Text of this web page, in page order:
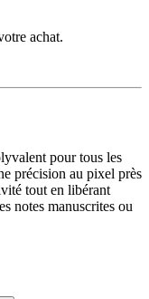
achat.
pour tous les
précision au pixel près
tout en libérant
notes manuscrites ou